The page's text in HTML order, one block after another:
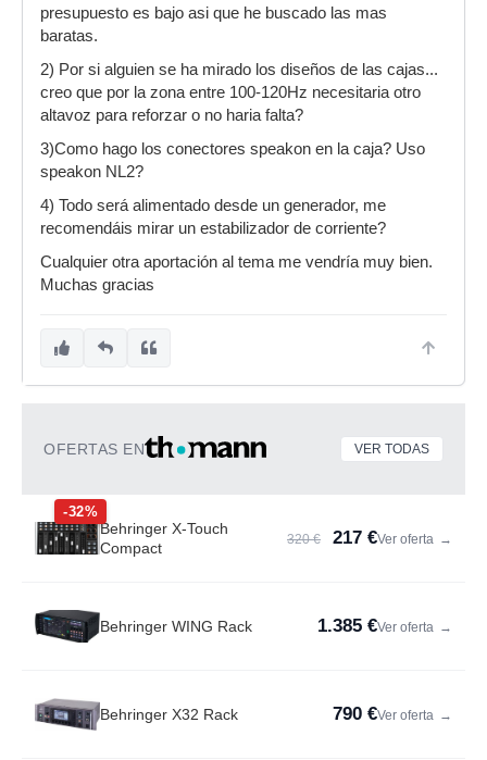
presupuesto es bajo asi que he buscado las mas
baratas.
2) Por si alguien se ha mirado los diseños de las cajas...
creo que por la zona entre 100-120Hz necesitaria otro
altavoz para reforzar o no haria falta?
3)Como hago los conectores speakon en la caja? Uso
speakon NL2?
4) Todo será alimentado desde un generador, me
recomendáis mirar un estabilizador de corriente?
Cualquier otra aportación al tema me vendría muy bien.
Muchas gracias
OFERTAS EN VER TODAS
-32%
Behringer X-Touch
Compact
320 € 217 €Ver oferta →
Behringer WING Rack 1.385 €Ver oferta →
Behringer X32 Rack 790 €Ver oferta →